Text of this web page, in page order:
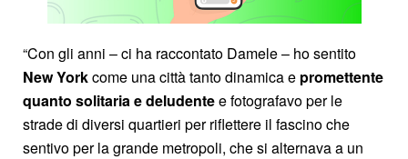
“Con gli anni – ci ha raccontato Damele – ho sentito
New Yorkcome una città tanto dinamica e promettente
quanto solitaria e deludentee fotografavo per le
strade di diversi quartieri per riflettere il fascino che
sentivo per la grande metropoli, che si alternava a un